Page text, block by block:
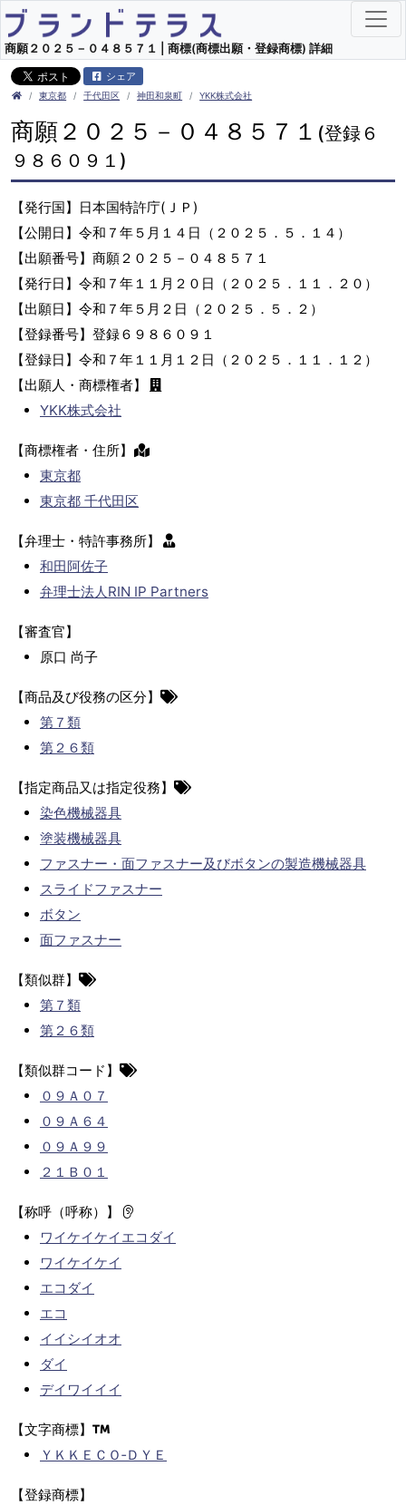
商願２０２５－０４８５７１ | 商標(商標出願・登録商標) 詳細
シェア
東京都 千代田区 神田和泉町 YKK株式会社
商願２０２５－０４８５７１ (登録６
９８６０９１)
【発行国】日本国特許庁(ＪＰ)
【公開日】令和７年５月１４日（２０２５．５．１４）
【出願番号】商願２０２５－０４８５７１
【発行日】令和７年１１月２０日（２０２５．１１．２０）
【出願日】令和７年５月２日（２０２５．５．２）
【登録番号】登録６９８６０９１
【登録日】令和７年１１月１２日（２０２５．１１．１２）
【出願人・商標権者】
YKK株式会社
【商標権者・住所】
東京都
東京都 千代田区
【弁理士・特許事務所】
和田阿佐子
弁理士法人RIN IP Partners
【審査官】
原口 尚子
【商品及び役務の区分】
第７類
第２６類
【指定商品又は指定役務】
染色機械器具
塗装機械器具
ファスナー・面ファスナー及びボタンの製造機械器具
スライドファスナー
ボタン
面ファスナー
【類似群】
第７類
第２６類
【類似群コード】
０９Ａ０７
０９Ａ６４
０９Ａ９９
２１Ｂ０１
【称呼（呼称）】
ワイケイケイエコダイ
ワイケイケイ
エコダイ
エコ
イイシイオオ
ダイ
デイワイイイ
【文字商標】
ＹＫＫＥＣＯ‐ＤＹＥ
【登録商標】